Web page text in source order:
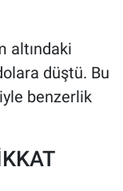
altındaki
düştü. Bu
benzerlik